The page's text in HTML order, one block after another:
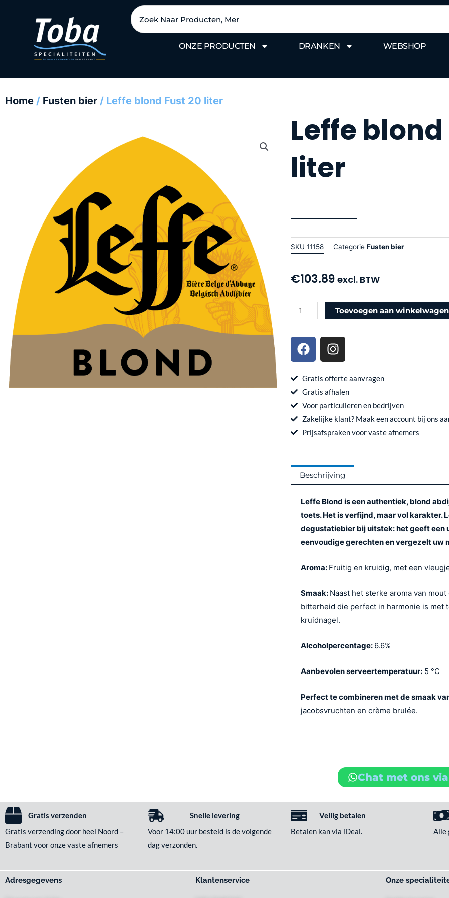
Zoeken
ONZE PRODUCTEN DRANKEN WEBSHOP
Home / Fusten bier / Leffe blond Fust 20 liter
Leffe blond
liter
SKU 11158 Categorie Fusten bier
€103.89 excl. BTW
Leffe
blond
Fust
20
liter
aantal
Toevoegen aan winkelwagen
F
a
e
b
o
o
k
I
n
t
a
g
r
a
Gratis offerte aanvragen
Gratis afhalen
Voor particulieren en bedrijven
Zakelijke klant? Maak een account bij ons
Prijsafspraken voor vaste afnemers
Beschrijving
Leffe Blond is een authentiek, blond
toets. Het is verfijnd, maar vol karakter.
degustatiebier bij uitstek: het geeft een
eenvoudige gerechten en vergezelt uw
Aroma: Fruitig en kruidig, met een
Smaak: Naast het sterke aroma van
bitterheid die perfect in harmonie is met
kruidnagel.
Alcoholpercentage: 6.6%
Aanbevolen serveertemperatuur: 5 °C
Perfect te combineren met de smaak
jacobsvruchten en crème brulée.
Chat met ons
Gratis verzenden
Gratis verzending door heel Noord –
Brabant voor onze vaste afnemers
Snelle levering
Voor 14:00 uur besteld is de volgende
dag verzonden.
Veilig betalen
Betalen kan via iDeal.
Alle
Adresgegevens Klantenservice Onze